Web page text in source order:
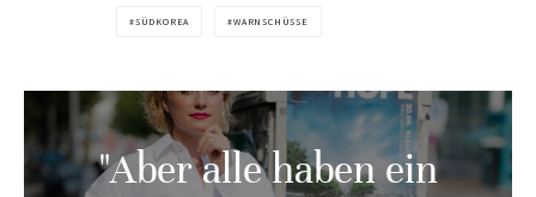
SÜDKOREA WARNSCHÜSSE
"Aber alle haben ein